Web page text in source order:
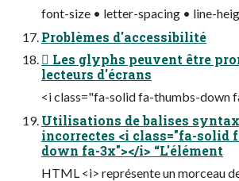
font-size • letter-spacing • line-
Problèmes d'accessibilité
 Les glyphs peuvent être
lecteurs d'écrans
<i class="fa-solid fa-thumbs-down
Utilisations de balises
incorrectes <i class="fa-solid
down fa-3x"></i> “L'élément
HTML <i> représente un morceau